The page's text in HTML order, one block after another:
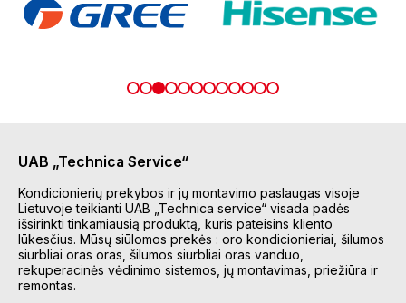
UAB „Technica Service“
Kondicionierių prekybos ir jų montavimo paslaugas visoje
Lietuvoje teikianti UAB „Technica service“ visada padės
išsirinkti tinkamiausią produktą, kuris pateisins kliento
lūkesčius. Mūsų siūlomos prekės : oro kondicionieriai, šilumos
siurbliai oras oras, šilumos siurbliai oras vanduo,
rekuperacinės vėdinimo sistemos, jų montavimas, priežiūra ir
remontas.